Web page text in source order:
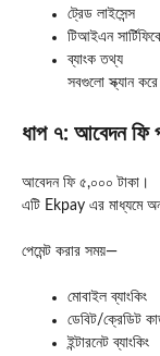
ট্রেড লাইসেন্স
টিআইএন
ব্যাংক তথ্য
সবগুলো স্ক্যান
ধাপ ৭: আবেদন ফি
আবেদন ফি ৫,০০০ টাকা।
এটি Ekpay এর মাধ্যমে
পেমেন্ট করার সময়—
মোবাইল ব্যাংকিং
ডেবিট/ক্রেডিট
ইন্টারনেট ব্যাংকিং